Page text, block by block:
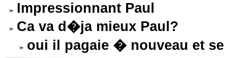
Impressionnant Paul
Ca va d�ja mieux Paul?
oui il pagaie � nouveau et